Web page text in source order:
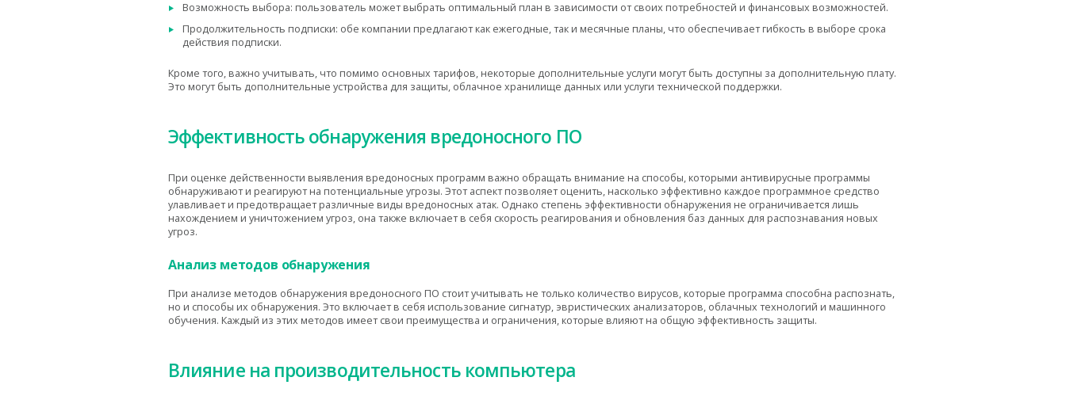
Возможность выбора: пользователь может выбрать оптимальный план в зависимости от своих потребностей и финансовых возможностей.
Продолжительность подписки: обе компании предлагают как ежегодные, так и месячные планы, что обеспечивает гибкость в выборе срока
действия подписки.
Кроме того, важно учитывать, что помимо основных тарифов, некоторые дополнительные услуги могут быть доступны за дополнительную плату.
Это могут быть дополнительные устройства для защиты, облачное хранилище данных или услуги технической поддержки.
Эффективность обнаружения вредоносного ПО
При оценке действенности выявления вредоносных программ важно обращать внимание на способы, которыми антивирусные программы
обнаруживают и реагируют на потенциальные угрозы. Этот аспект позволяет оценить, насколько эффективно каждое программное средство
улавливает и предотвращает различные виды вредоносных атак. Однако степень эффективности обнаружения не ограничивается лишь
нахождением и уничтожением угроз, она также включает в себя скорость реагирования и обновления баз данных для распознавания новых
угроз.
Анализ методов обнаружения
При анализе методов обнаружения вредоносного ПО стоит учитывать не только количество вирусов, которые программа способна распознать,
но и способы их обнаружения. Это включает в себя использование сигнатур, эвристических анализаторов, облачных технологий и машинного
обучения. Каждый из этих методов имеет свои преимущества и ограничения, которые влияют на общую эффективность защиты.
Влияние на производительность компьютера